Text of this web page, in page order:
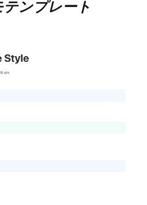
ンプレート